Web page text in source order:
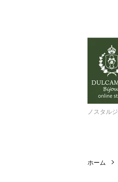
ノスタル
ホーム